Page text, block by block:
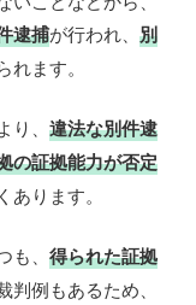
逮捕が行われ、別
ます。
り、違法な別件逮
の証拠能力が否定
ります。
も、得られた証拠
判例もあるため、